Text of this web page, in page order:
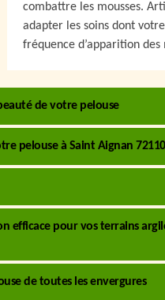
combattre les mousses.
adapter les soins dont
fréquence d’apparition des
de votre pelouse
pelouse à Saint Aignan 72110
efficace pour vos terrains
de toutes les envergures